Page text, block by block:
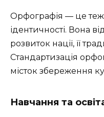
Орфографія — це теж
ідентичності. Вона
розвиток нації, її
Стандартизація
місток збереження
Навчання та